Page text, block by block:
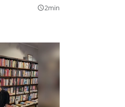
query_builder2min